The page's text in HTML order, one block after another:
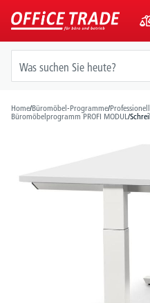
springen
Home/Büromöbel-Programme/
Büromöbelprogramm PROFI MODUL/